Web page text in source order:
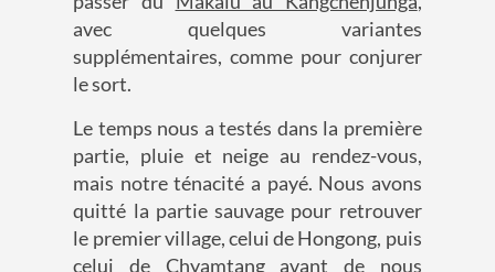
avec quelques variantes
supplémentaires, comme pour conjurer
le sort.
Le temps nous a testés dans la première
partie, pluie et neige au rendez-vous,
mais notre ténacité a payé. Nous avons
quitté la partie sauvage pour retrouver
le premier village, celui de Hongong, puis
celui de Chyamtang avant de nous